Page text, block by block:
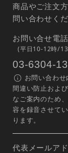
商品やご注文
問い合わせくだ
お問い合せ電
(平日10-12時/
03-6304-
お問い合わせ
間違い防止およ
なご案内のため
容を録音させて
ります。
代表メールア